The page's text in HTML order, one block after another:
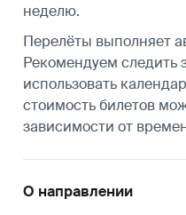
неделю.
Перелёты выполняет
Рекомендуем следить
использовать
стоимость билетов
зависимости от
О направлении